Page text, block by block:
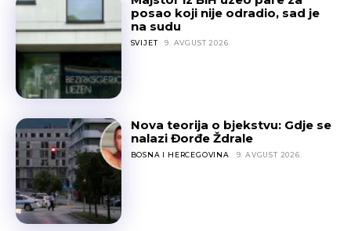
posao koji nije odradio, sad je
na sudu
SVIJET 9. AVGUST 2026.
Nova teorija o bjekstvu: Gdje se
nalazi Đorđe Ždrale
BOSNA I HERCEGOVINA 9. AVGUST 2026.